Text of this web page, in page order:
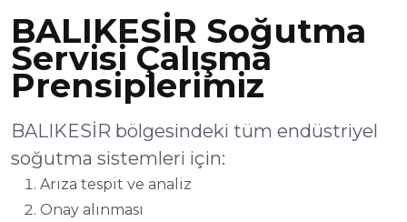
BALIKESİR Soğutma
Servisi Çalışma
Prensiplerimiz
BALIKESİR bölgesindeki tüm endüstriyel
soğutma sistemleri için:
Arıza tespit ve analiz
Onay alınması